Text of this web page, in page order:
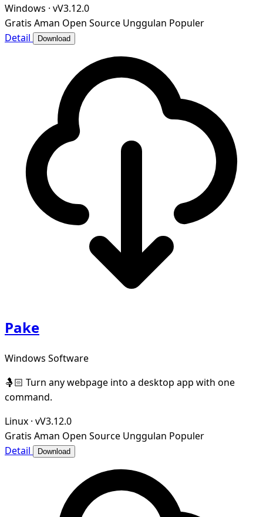
Windows · vV3.12.0
Gratis Aman Open Source Unggulan Populer
Detail
Download
Pake
Windows Software
🤱🏻 Turn any webpage into a desktop app with one
command.
Linux · vV3.12.0
Gratis Aman Open Source Unggulan Populer
Detail
Download